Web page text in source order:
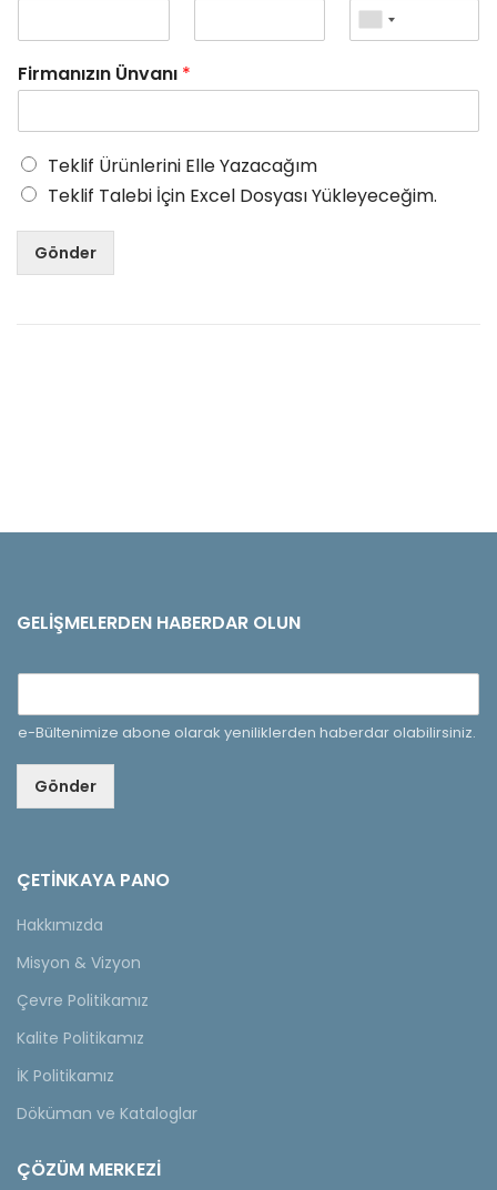
Firmanızın Ünvanı *
Teklif Ürünlerini Elle Yazacağım
Teklif Talebi İçin Excel Dosyası Yükleyeceğim.
Gönder
GELIŞMELERDEN HABERDAR OLUN
e-Bültenimize abone olarak yeniliklerden haberdar olabilirsiniz.
Gönder
ÇETINKAYA PANO
Hakkımızda
Misyon & Vizyon
Çevre Politikamız
Kalite Politikamız
İK Politikamız
Döküman ve Kataloglar
ÇÖZÜM MERKEZİ